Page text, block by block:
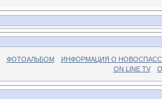
ФОТОАЛЬБОМ
ИНФОРМАЦИЯ О
ON LINE TV